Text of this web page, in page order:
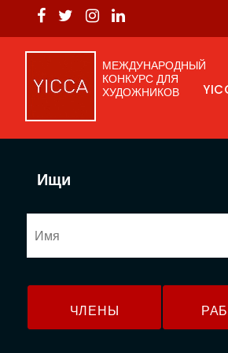
МЕЖДУНАРОДНЫЙ
КОНКУРС ДЛЯ
ХУДОЖНИКОВ
Ищи
ЧЛЕНЫ